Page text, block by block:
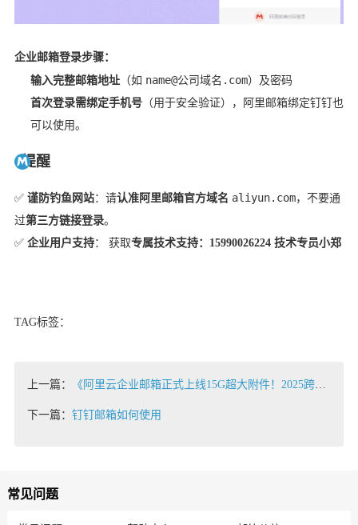
企业邮箱登录步骤：
输入完整邮箱地址（如 name@公司域名.com）及密码
首次登录需绑定手机号（用于安全验证），阿里邮箱绑定钉钉也
可以使用。
提醒
✅ 谨防钓鱼网站：请认准阿里邮箱官方域名 aliyun.com，不要通
过第三方链接登录。
✅ 企业用户支持： 获取专属技术支持：15990026224 技术专员小郑
TAG标签：
上一篇： 《阿里云企业邮箱正式上线15G超大附件！2025跨境办公首选百度搜索TOP3》
下一篇： 钉钉邮箱如何使用
常见问题